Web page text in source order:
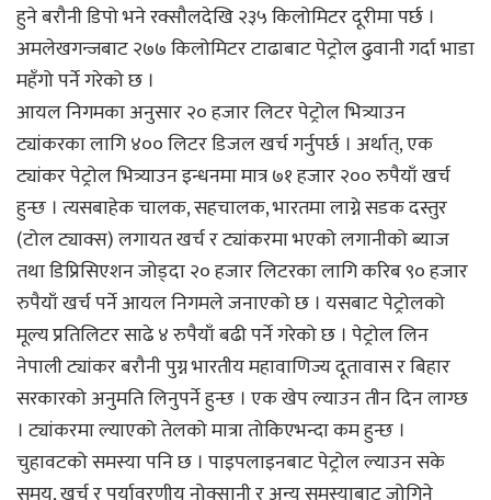
हुने बरौनी डिपो भने रक्सौलदेखि २३५ किलोमिटर दूरीमा पर्छ ।
अमलेखगन्जबाट २७७ किलोमिटर टाढाबाट पेट्रोल ढुवानी गर्दा भाडा
महँगो पर्ने गरेको छ ।
आयल निगमका अनुसार २० हजार लिटर पेट्रोल भित्र्याउन
ट्यांकरका लागि ४०० लिटर डिजल खर्च गर्नुपर्छ । अर्थात्, एक
ट्यांकर पेट्रोल भित्र्याउन इन्धनमा मात्र ७१ हजार २०० रुपैयाँ खर्च
हुन्छ । त्यसबाहेक चालक, सहचालक, भारतमा लाग्ने सडक दस्तुर
(टोल ट्याक्स) लगायत खर्च र ट्यांकरमा भएको लगानीको ब्याज
तथा डिप्रिसिएशन जोड्दा २० हजार लिटरका लागि करिब ९० हजार
रुपैयाँ खर्च पर्ने आयल निगमले जनाएको छ । यसबाट पेट्रोलको
मूल्य प्रतिलिटर साढे ४ रुपैयाँ बढी पर्ने गरेको छ । पेट्रोल लिन
नेपाली ट्यांकर बरौनी पुग्न भारतीय महावाणिज्य दूतावास र बिहार
सरकारको अनुमति लिनुपर्ने हुन्छ । एक खेप ल्याउन तीन दिन लाग्छ
। ट्यांकरमा ल्याएको तेलको मात्रा तोकिएभन्दा कम हुन्छ ।
चुहावटको समस्या पनि छ । पाइपलाइनबाट पेट्रोल ल्याउन सके